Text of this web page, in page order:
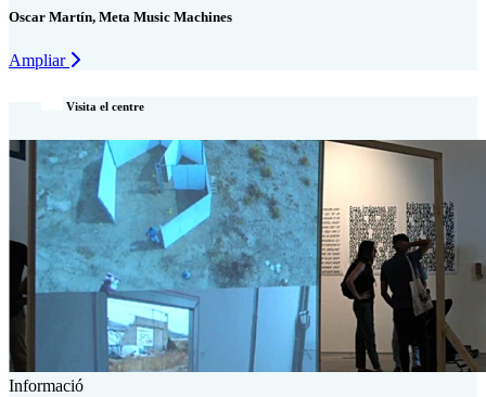
Oscar Martín, Meta Music Machines
Ampliar
Visita el centre
Informació